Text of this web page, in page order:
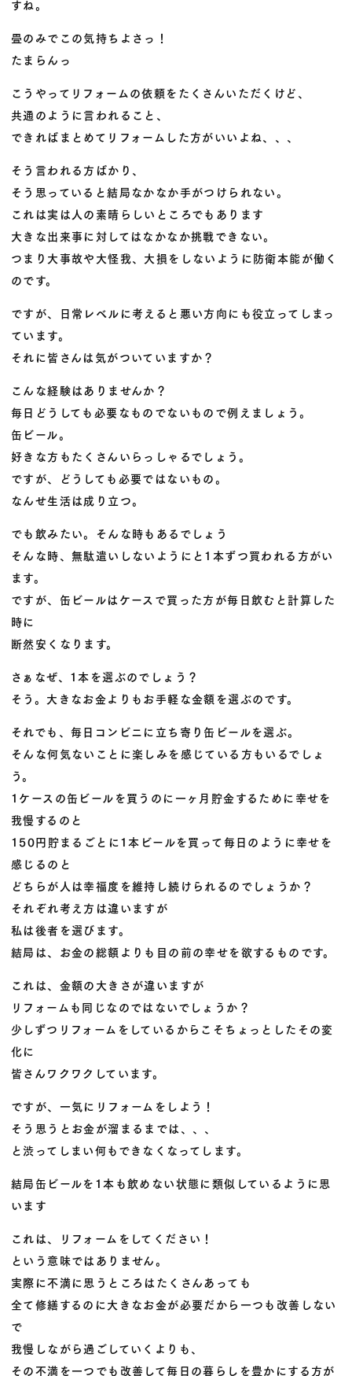
すね。
畳のみでこの気持ちよさっ！
たまらんっ
こうやってリフォームの依頼をたくさんいただくけど、
共通のように言われること、
できればまとめてリフォームした方がいいよね、、、
そう言われる方ばかり、
そう思っていると結局なかなか手がつけられない。
これは実は人の素晴らしいところでもあります
大きな出来事に対してはなかなか挑戦できない。
つまり大事故や大怪我、大損をしないように防衛本能が働く
のです。
ですが、日常レベルに考えると悪い方向にも役立ってしまっ
ています。
それに皆さんは気がついていますか？
こんな経験はありませんか？
毎日どうしても必要なものでないもので例えましょう。
缶ビール。
好きな方もたくさんいらっしゃるでしょう。
ですが、どうしても必要ではないもの。
なんせ生活は成り立つ。
でも飲みたい。そんな時もあるでしょう
そんな時、無駄遣いしないようにと1本ずつ買われる方がい
ます。
ですが、缶ビールはケースで買った方が毎日飲むと計算した
時に
断然安くなります。
さぁなぜ、1本を選ぶのでしょう？
そう。大きなお金よりもお手軽な金額を選ぶのです。
それでも、毎日コンビニに立ち寄り缶ビールを選ぶ。
そんな何気ないことに楽しみを感じている方もいるでしょ
う。
1ケースの缶ビールを買うのに一ヶ月貯金するために幸せを
我慢するのと
150円貯まるごとに1本ビールを買って毎日のように幸せを
感じるのと
どちらが人は幸福度を維持し続けられるのでしょうか？
それぞれ考え方は違いますが
私は後者を選びます。
結局は、お金の総額よりも目の前の幸せを欲するものです。
これは、金額の大きさが違いますが
リフォームも同じなのではないでしょうか？
少しずつリフォームをしているからこそちょっとしたその変
化に
皆さんワクワクしています。
ですが、一気にリフォームをしよう！
そう思うとお金が溜まるまでは、、、
と渋ってしまい何もできなくなってします。
結局缶ビールを1本も飲めない状態に類似しているように思
います
これは、リフォームをしてください！
という意味ではありません。
実際に不満に思うところはたくさんあっても
全て修繕するのに大きなお金が必要だから一つも改善しない
で
我慢しながら過ごしていくよりも、
その不満を一つでも改善して毎日の暮らしを豊かにする方が